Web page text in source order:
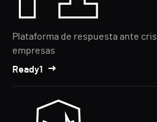
Plataforma de respuesta ante
empresas
Ready1